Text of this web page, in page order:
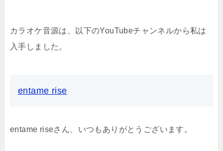
カラオケ音源は、以下のYouTubeチャンネルから私は
入手しました。
entame rise
entame riseさん、いつもありがとうございます。